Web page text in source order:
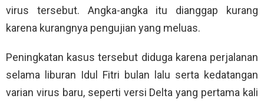
virus tersebut. Angka-angka itu dianggap kurang
karena kurangnya pengujian yang meluas.
Peningkatan kasus tersebut diduga karena perjalanan
selama liburan Idul Fitri bulan lalu serta kedatangan
varian virus baru, seperti versi Delta yang pertama kali